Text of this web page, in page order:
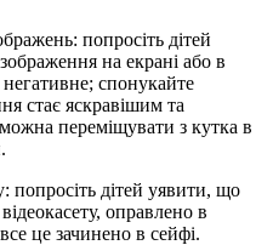
попросіть дітей
на екрані або в
спонукайте
стає яскравішим та
переміщувати з кутка в
попросіть дітей уявити, що
оправлено в
це зачинено в сейфі.